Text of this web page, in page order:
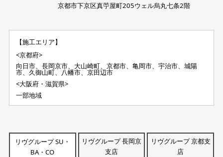
京都市下京区真苧屋町205ウェル烏丸七条2階
【施工エリア】
<京都府>
向日市、長岡京市、大山崎町、京都市、亀岡市、宇治市、城陽
市、久御山町、八幡市、京田辺市
<大阪府・滋賀県>
一部地域
リヴグループ SU・
BA・CO
リヴグループ 長岡京
支店
リヴグループ 京都支
店